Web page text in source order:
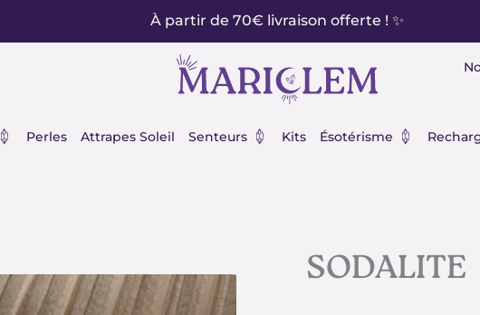
À partir de 70€ livraison offerte ! ✨
Ouvrir Minéraux
Perles Attrapes Soleil Senteurs Ouvrir Senteurs
Kits Ésotérisme Ouvrir
SODALITE